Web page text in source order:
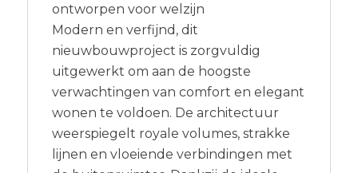
ontworpen voor welzijn
Modern en verfijnd, dit
nieuwbouwproject is zorgvuldig
uitgewerkt om aan de hoogste
verwachtingen van comfort en elegant
wonen te voldoen. De architectuur
weerspiegelt royale volumes, strakke
lijnen en vloeiende verbindingen met